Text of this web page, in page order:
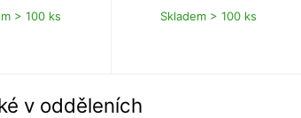
> 100 ks Skladem > 100 ks
v odděleních